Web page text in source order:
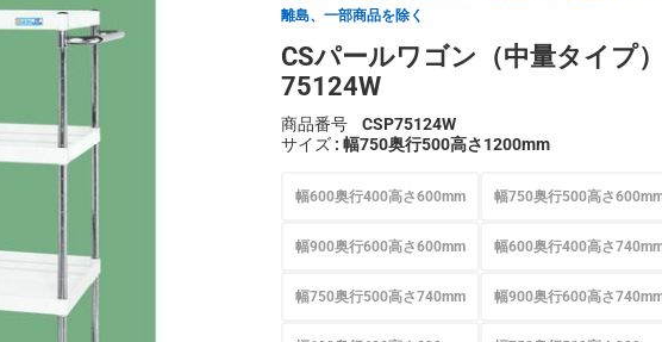
離島、一部商品を除く
CSパールワゴン（中量タイプ
75124W
商品番号
CSP75124W
サイズ : 幅750奥行500高さ1200mm
幅600奥行400高さ600mm 幅750奥行500高さ
幅900奥行600高さ600mm 幅600奥行400高さ
幅750奥行500高さ740mm 幅900奥行600高さ